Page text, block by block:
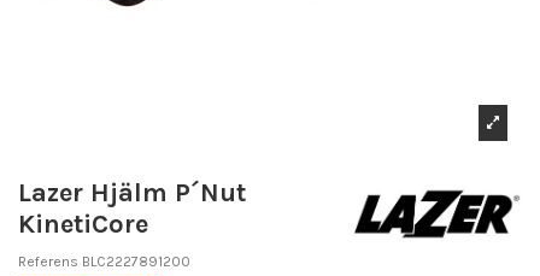
Lazer Hjälm P´Nut
KinetiCore
Referens BLC2227891200